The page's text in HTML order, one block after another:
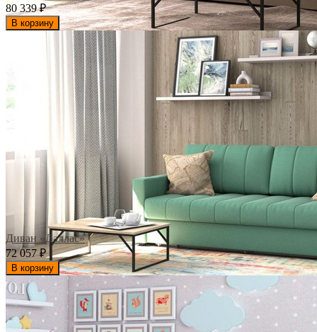
80 339₽
В корзину
Диван «Даллас»
72 057₽
В корзину